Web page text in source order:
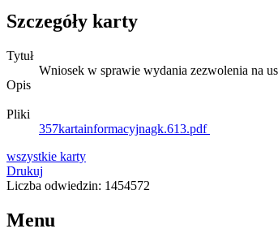
Szczegóły karty
Tytuł
Wniosek w sprawie wydania zezwolenia na
Opis
Pliki
357kartainformacyjnagk.613.pdf
wszystkie karty
Drukuj
Liczba odwiedzin: 1454572
Menu